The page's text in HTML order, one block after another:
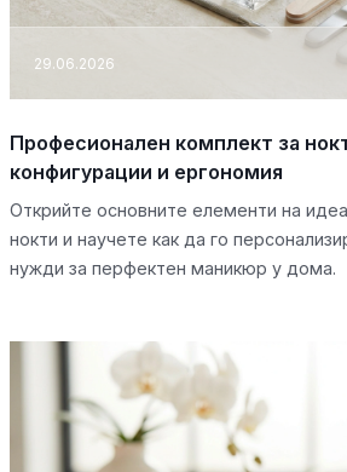
29.06.2026
Професионален комплект за
конфигурации и ергономия
Открийте основните елементи на
нокти и научете как да го
нужди за перфектен маникюр у дома.